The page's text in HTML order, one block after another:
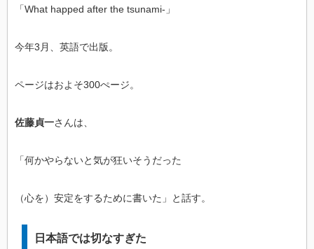
「What happed after the tsunami-」
今年3月、英語で出版。
ページはおよそ300ぺージ。
佐藤貞一さんは、
「何かやらないと気が狂いそうだった
（心を）安定をするために書いた」と話す。
日本語では切なすぎた